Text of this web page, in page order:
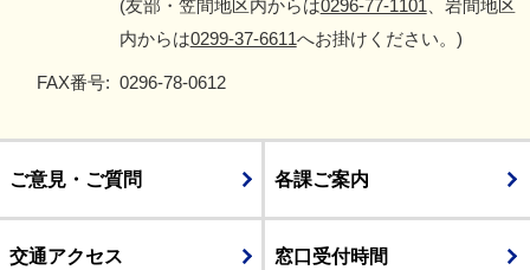
(友部・笠間地区内からは0296-77-1101 、岩間地区
内からは0299-37-6611へお掛けください。)
FAX番号: 0296-78-0612
ご意見・ご質問 各課ご案内
交通アクセス 窓口受付時間